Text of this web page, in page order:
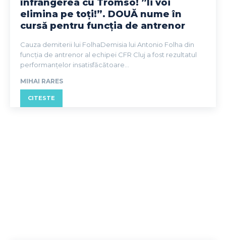
înfrângerea cu Tromso! ”Îi voi
elimina pe toți!”. DOUĂ nume în
cursă pentru funcția de antrenor
Cauza demiterii lui FolhaDemisia lui Antonio Folha din
funcția de antrenor al echipei CFR Cluj a fost rezultatul
performanțelor insatisfăcătoare...
MIHAI RARES
CITESTE